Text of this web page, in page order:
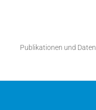
Publikationen und Daten